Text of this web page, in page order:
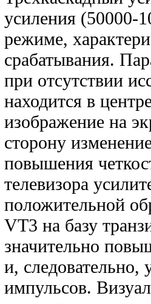
усиления (50000-
режиме,
срабатывания.
при отсутствии
находится в
изображение на
сторону
повышения
телевизора
положительной
VT3 на базу
значительно
и, следовательно,
импульсов.